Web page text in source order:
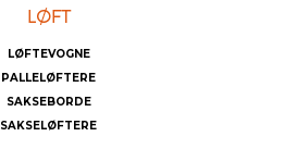
LØFTEVOGNE
PALLELØFTERE
SAKSEBORDE
SAKSELØFTERE